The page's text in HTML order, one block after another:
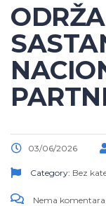
03/06/2026
Category: Bez
Nema komentara